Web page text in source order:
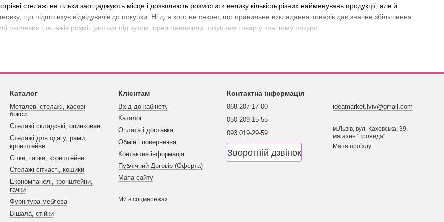
стелажі не тільки заощаджують місце і дозволяють розмістити велику кількість різних найменувань продукції, але й
що підштовхує відвідувачів до покупки. Ні для кого не секрет, що правильне викладання товарів дає значне збільшення
овочевих стелажів розміщуються під кутом, представляючи покупцям товар у кращому ракурсі.
холодильник.
запропонувати величезний асортимент різних стелажів та поличок для зберігання продуктів як пластикових, так і дерев'яних, а
із лози.
стелажів
мають ряд істотних переваг:
овочі та фрукти окремо один від одного;
за рахунок використання відкритих ящиків та полиць;
простору приміщення завдяки різним варіантам конструкції.
Каталог
Металеві стелажі, касові
бокси
Стелажі складські, оцинковані
Стелажі для одягу, рами,
кронштейни
Сітки, гачки, кронштейни
Стелажі сітчасті, кошики
Економпанелі, кронштейни,
гачки
Фурнітура меблева
Вішала, стійки
Клієнтам
Вхід до кабінету
Каталог
Оплата і доставка
Обмін і повернення
Контактна інформація
Публічний Договір (Оферта)
Мапа сайту
Ми в соцмережах
Контактна інформація
068 207-17-00
050 209-15-55
093 019-29-59
Зворотній дзвінок
ideamarket.lviv@gmail.com
м.Львів, вул. Каховська, 39.
магазин ''Троянда''
Мапа проїзду